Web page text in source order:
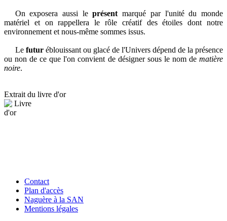
On exposera aussi leprésent marqué par l'unité du monde
matériel et on rappellera le rôle créatif des étoiles dont notre
environnement et nous-même sommes issus.
Le futuréblouissant ou glacé de l'Univers dépend de la présence
ou non de ce que l'on convient de désigner sous le nom de matière
noire.
Extrait du livre d'or
Contact
Plan d'accès
Naguère à la SAN
Mentions légales